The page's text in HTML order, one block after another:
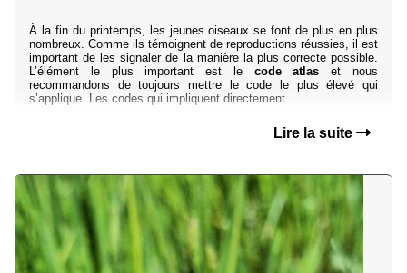
À la fin du printemps, les jeunes oiseaux se font de plus en plus
nombreux. Comme ils témoignent de reproductions réussies, il est
important de les signaler de la manière la plus correcte possible.
L’élément le plus important est le code atlas et nous
recommandons de toujours mettre le code le plus élevé qui
s’applique. Les codes qui impliquent directement...
Lire la suite